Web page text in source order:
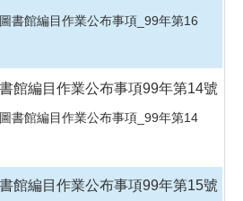
書館編目作業公布事項_99年第16
館編目作業公布事項99年第14號
書館編目作業公布事項_99年第14
館編目作業公布事項99年第15號